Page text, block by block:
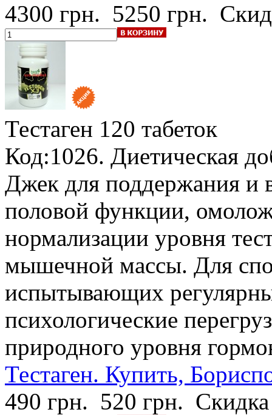
4300 грн. 5250 грн.
Тестаген 120 табеток
Код:1026. Диетическая
Джек для поддержания и
половой функции,
нормализации уровня
мышечной массы. Для
испытывающих
психологические
природного уровня
Тестаген. Купить,
490 грн. 520 грн.